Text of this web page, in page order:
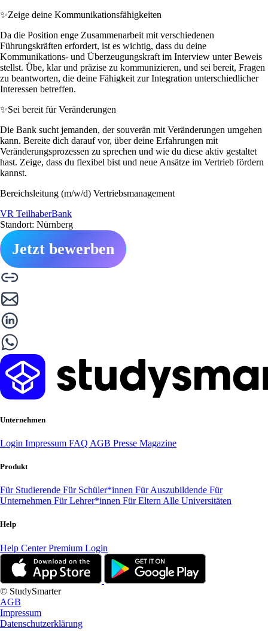
✨Zeige deine Kommunikationsfähigkeiten
Da die Position enge Zusammenarbeit mit verschiedenen
Führungskräften erfordert, ist es wichtig, dass du deine
Kommunikations- und Überzeugungskraft im Interview unter Beweis
stellst. Übe, klar und präzise zu kommunizieren, und sei bereit, Fragen
zu beantworten, die deine Fähigkeit zur Integration unterschiedlicher
Interessen betreffen.
✨Sei bereit für Veränderungen
Die Bank sucht jemanden, der souverän mit Veränderungen umgehen
kann. Bereite dich darauf vor, über deine Erfahrungen mit
Veränderungsprozessen zu sprechen und wie du diese aktiv gestaltet
hast. Zeige, dass du flexibel bist und neue Ansätze im Vertrieb fördern
kannst.
Bereichsleitung (m/w/d) Vertriebsmanagement
VR TeilhaberBank
Standort: Nürnberg
Jetzt bewerben
Unternehmen
Login Impressum FAQ AGB Presse Magazine
Produkt
Für Studierende Für Schüler*innen Für Auszubildende Für
Unternehmen Für Lehrer*innen Für Eltern Alle Universitäten
Help
Help CenterPremium Login
© StudySmarter
AGB
Impressum
Datenschutzerklärung